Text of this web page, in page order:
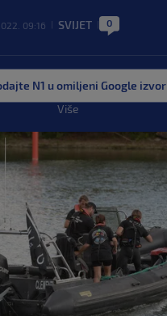
09:16 SVIJET 0
N1 u omiljeni Google izvor
Više